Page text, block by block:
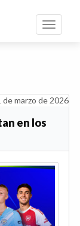
Toggle
marzo de 2026
en los